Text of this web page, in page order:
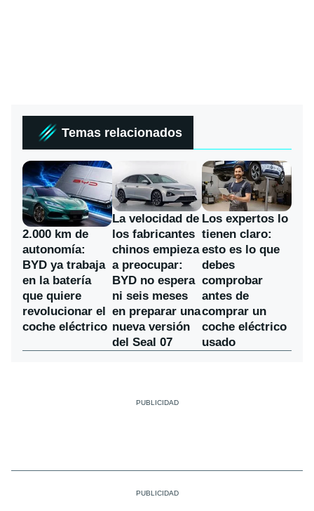
Temas relacionados
2.000 km de
autonomía:
BYD ya trabaja
en la batería
que quiere
revolucionar el
coche eléctrico
La velocidad de
los fabricantes
chinos empieza
a preocupar:
BYD no espera
ni seis meses
en preparar una
nueva versión
del Seal 07
Los expertos lo
tienen claro:
esto es lo que
debes
comprobar
antes de
comprar un
coche eléctrico
usado